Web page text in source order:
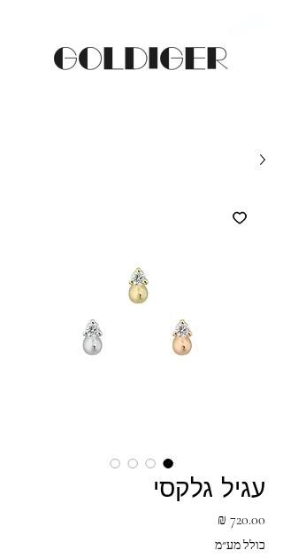
עגיל גלקסי
כולל מע״מ